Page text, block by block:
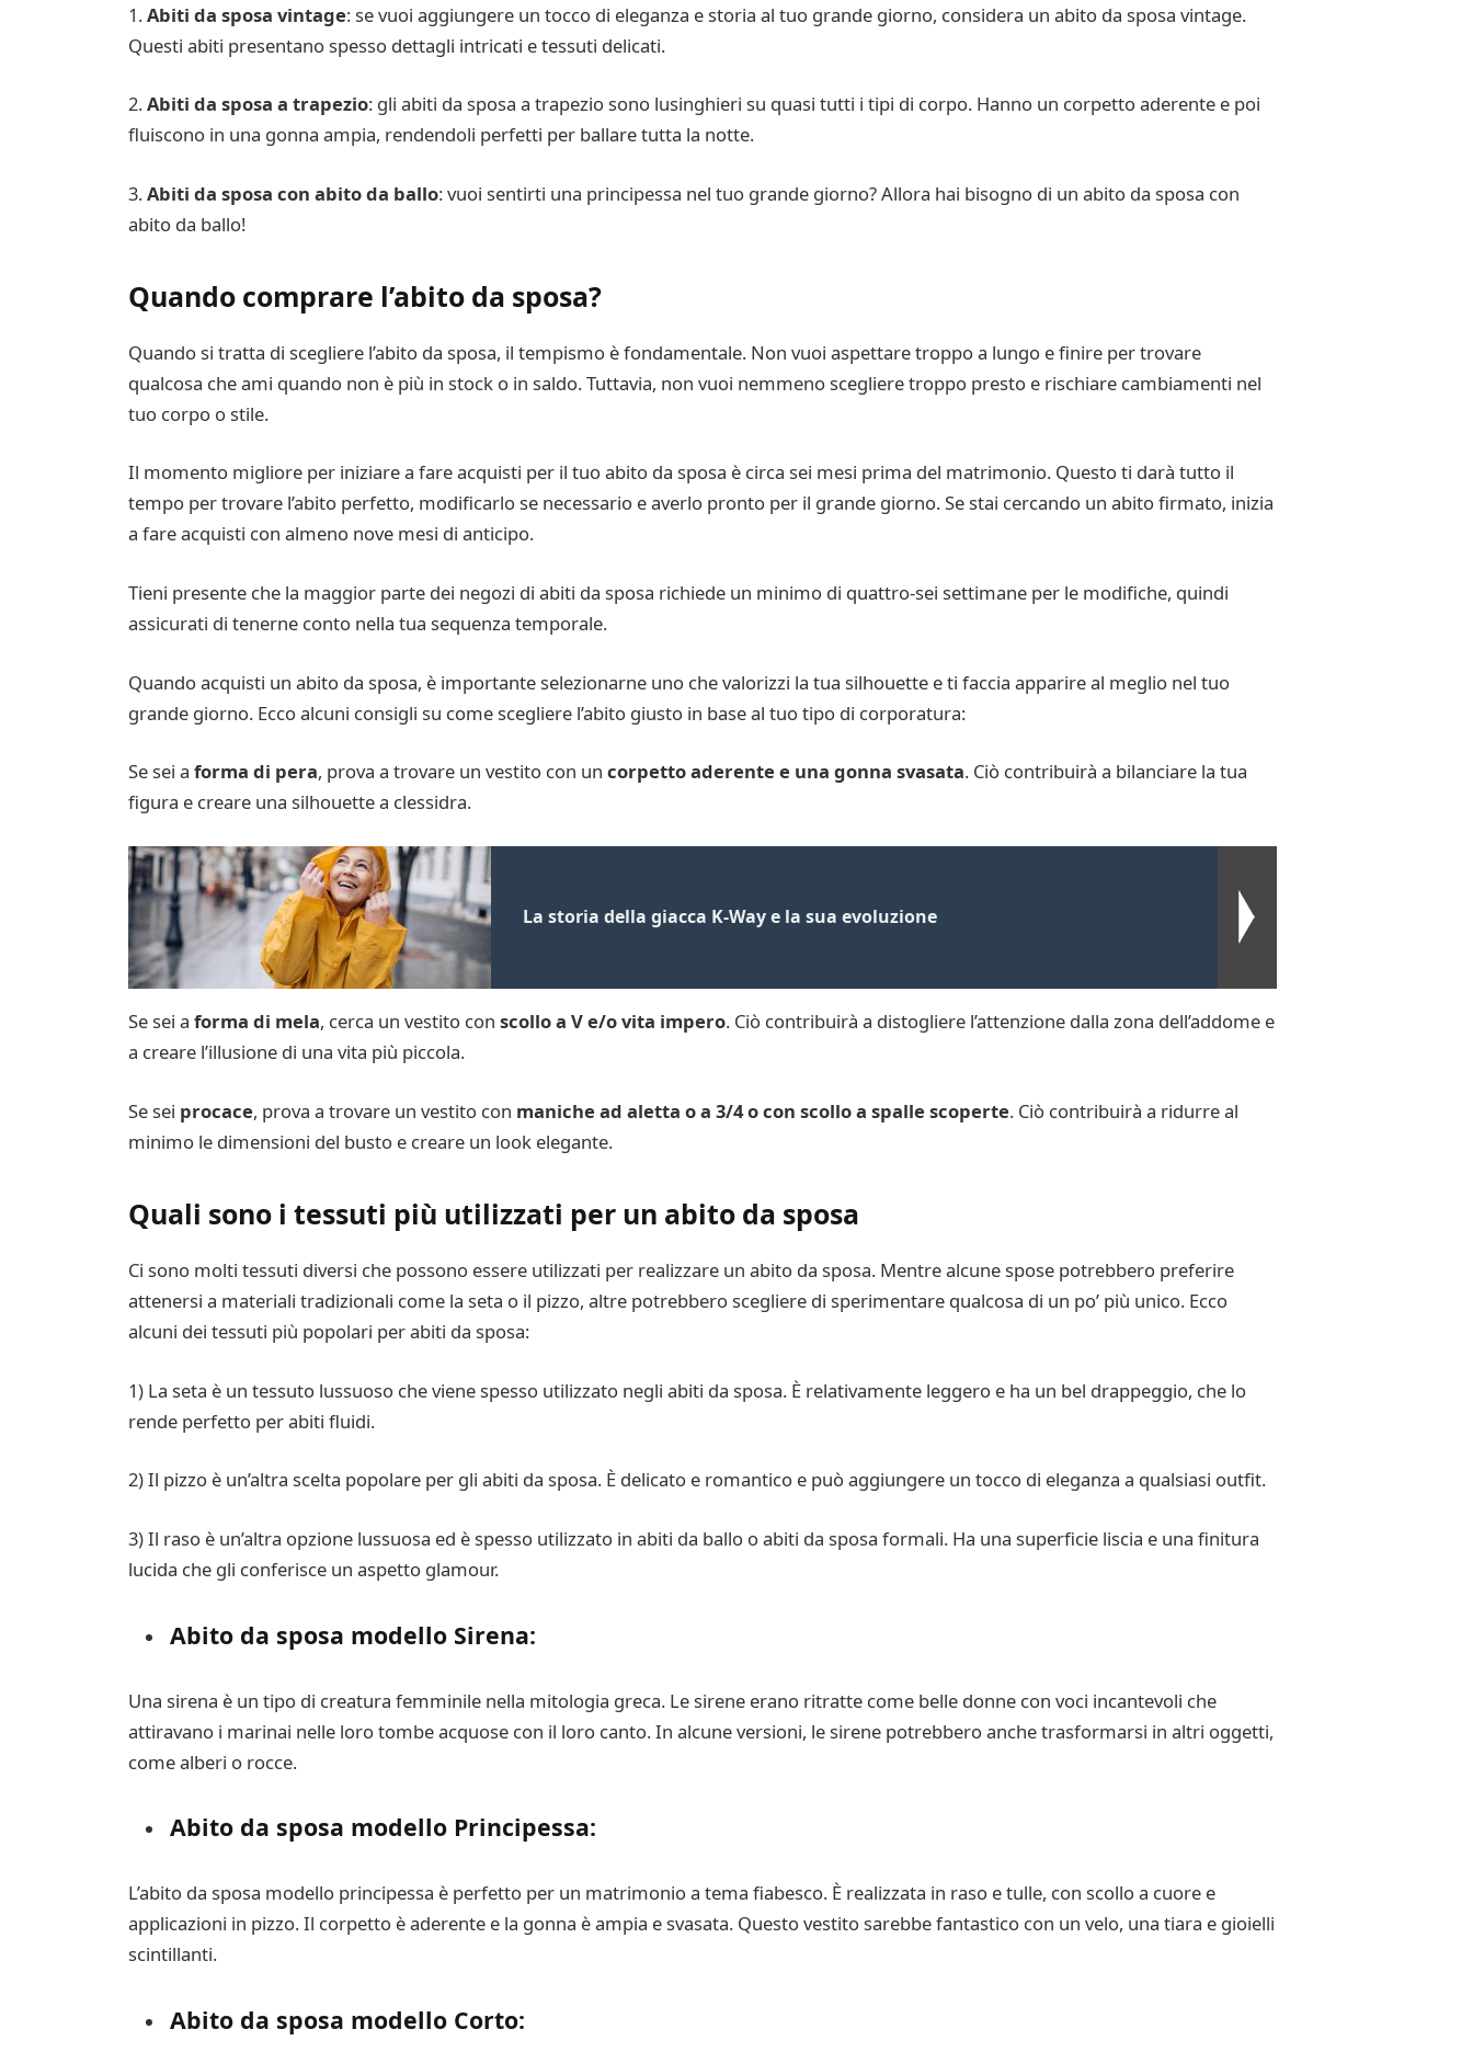
1.Abiti da sposa vintage: se vuoi aggiungere un tocco di eleganza e storia al tuo grande giorno, considera un abito da sposa vintage.
Questi abiti presentano spesso dettagli intricati e tessuti delicati.
2.Abiti da sposa a trapezio: gli abiti da sposa a trapezio sono lusinghieri su quasi tutti i tipi di corpo. Hanno un corpetto aderente e poi
fluiscono in una gonna ampia, rendendoli perfetti per ballare tutta la notte.
3.Abiti da sposa con abito da ballo: vuoi sentirti una principessa nel tuo grande giorno? Allora hai bisogno di un abito da sposa con
abito da ballo!
Quando comprare l’abito da sposa?
Quando si tratta di scegliere l’abito da sposa, il tempismo è fondamentale. Non vuoi aspettare troppo a lungo e finire per trovare
qualcosa che ami quando non è più in stock o in saldo. Tuttavia, non vuoi nemmeno scegliere troppo presto e rischiare cambiamenti nel
tuo corpo o stile.
Il momento migliore per iniziare a fare acquisti per il tuo abito da sposa è circa sei mesi prima del matrimonio. Questo ti darà tutto il
tempo per trovare l’abito perfetto, modificarlo se necessario e averlo pronto per il grande giorno. Se stai cercando un abito firmato, inizia
a fare acquisti con almeno nove mesi di anticipo.
Tieni presente che la maggior parte dei negozi di abiti da sposa richiede un minimo di quattro-sei settimane per le modifiche, quindi
assicurati di tenerne conto nella tua sequenza temporale.
Quando acquisti un abito da sposa, è importante selezionarne uno che valorizzi la tua silhouette e ti faccia apparire al meglio nel tuo
grande giorno. Ecco alcuni consigli su come scegliere l’abito giusto in base al tuo tipo di corporatura:
Se sei a forma di pera, prova a trovare un vestito con un corpetto aderente e una gonna svasata. Ciò contribuirà a bilanciare la tua
figura e creare una silhouette a clessidra.
La storia della giacca K-Way e la sua evoluzione
Se sei a forma di mela, cerca un vestito con scollo a V e/o vita impero. Ciò contribuirà a distogliere l’attenzione dalla zona dell’addome e
a creare l’illusione di una vita più piccola.
Se sei procace, prova a trovare un vestito con maniche ad aletta o a 3/4 o con scollo a spalle scoperte. Ciò contribuirà a ridurre al
minimo le dimensioni del busto e creare un look elegante.
Quali sono i tessuti più utilizzati per un abito da sposa
Ci sono molti tessuti diversi che possono essere utilizzati per realizzare un abito da sposa. Mentre alcune spose potrebbero preferire
attenersi a materiali tradizionali come la seta o il pizzo, altre potrebbero scegliere di sperimentare qualcosa di un po’ più unico. Ecco
alcuni dei tessuti più popolari per abiti da sposa:
1) La seta è un tessuto lussuoso che viene spesso utilizzato negli abiti da sposa. È relativamente leggero e ha un bel drappeggio, che lo
rende perfetto per abiti fluidi.
2) Il pizzo è un’altra scelta popolare per gli abiti da sposa. È delicato e romantico e può aggiungere un tocco di eleganza a qualsiasi outfit.
3) Il raso è un’altra opzione lussuosa ed è spesso utilizzato in abiti da ballo o abiti da sposa formali. Ha una superficie liscia e una finitura
lucida che gli conferisce un aspetto glamour.
Abito da sposa modello Sirena:
Una sirena è un tipo di creatura femminile nella mitologia greca. Le sirene erano ritratte come belle donne con voci incantevoli che
attiravano i marinai nelle loro tombe acquose con il loro canto. In alcune versioni, le sirene potrebbero anche trasformarsi in altri oggetti,
come alberi o rocce.
Abito da sposa modello Principessa:
L’abito da sposa modello principessa è perfetto per un matrimonio a tema fiabesco. È realizzata in raso e tulle, con scollo a cuore e
applicazioni in pizzo. Il corpetto è aderente e la gonna è ampia e svasata. Questo vestito sarebbe fantastico con un velo, una tiara e gioielli
scintillanti.
Abito da sposa modello Corto: